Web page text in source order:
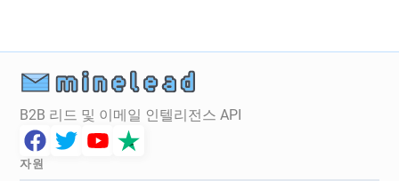
B2B 리드 및 이메일 인텔리전스 API
자원